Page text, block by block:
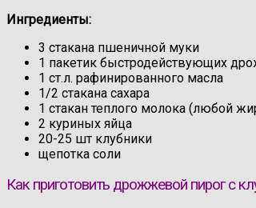
Ингредиенты:
3 стакана пшеничной муки
1 пакетик быстродействующих
1 ст.л. рафинированного масла
1/2 стакана сахара
1 стакан теплого молока (любой
2 куриных яйца
20-25 шт клубники
щепотка соли
Как приготовить дрожжевой пирог с